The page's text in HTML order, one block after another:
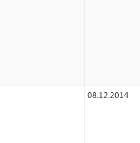
08.12.2014